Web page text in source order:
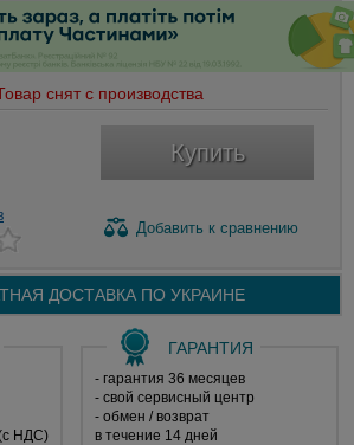
снят с производства
Купить
Добавить к сравнению
ДОСТАВКА ПО УКРАИНЕ
НДС)
ГАРАНТИЯ
- гарантия 36 месяцев
- свой сервисный центр
- обмен / возврат
в течение 14 дней